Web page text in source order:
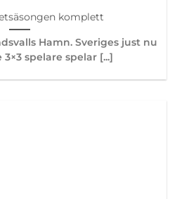
komplett
Hamn. Sveriges just nu
spelare spelar [...]